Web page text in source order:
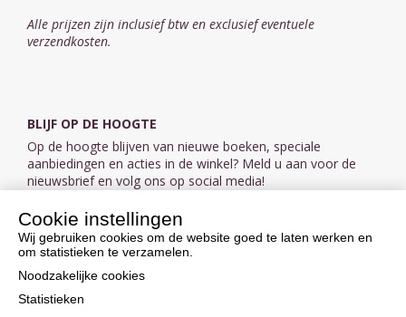
Alle prijzen zijn inclusief btw en exclusief eventuele
verzendkosten.
BLIJF OP DE HOOGTE
Op de hoogte blijven van nieuwe boeken, speciale
aanbiedingen en acties in de winkel? Meld u aan voor de
nieuwsbrief en volg ons op social media!
Aanmelden nieuwsbrief
VOLG ONS OP SOCIAL MEDIA
Cookie instellingen
Wij gebruiken cookies om de website goed te laten werken en
om statistieken te verzamelen.
Noodzakelijke cookies
Statistieken